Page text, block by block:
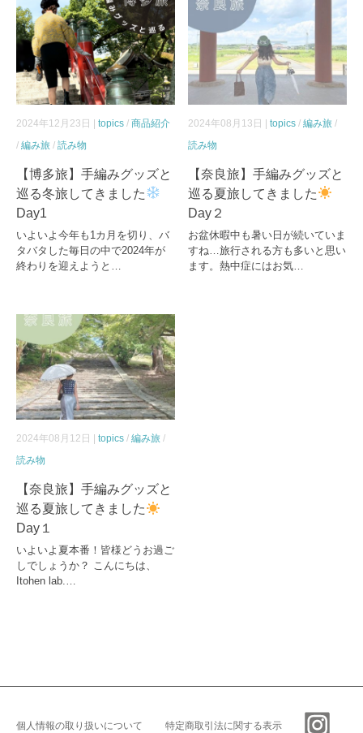
2024年12月23日 | topics / 商品紹介
/ 編み旅 / 読み物
【博多旅】手編みグッズと
巡る冬旅してきました
Day1
いよいよ今年も1カ月を切り、バ
タバタした毎日の中で2024年が
終わりを迎えようと…
2024年08月13日 |topics /編み旅 /
読み物
【奈良旅】手編みグッズと
巡る夏旅してきました
Day２
お盆休暇中も暑い日が続いていま
すね…旅行される方も多いと思い
ます。熱中症にはお気…
2024年08月12日 | topics / 編み旅 /
読み物
【奈良旅】手編みグッズと
巡る夏旅してきました
Day１
いよいよ夏本番！皆様どうお過ご
しでしょうか？ こんにちは、
Itohen lab.…
個人情報の取り扱いについて 特定商取引法に関する表示